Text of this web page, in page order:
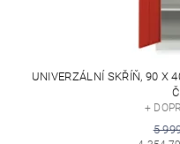
UNIVERZÁLNÍ SKŘÍŇ, 90 X
+
5